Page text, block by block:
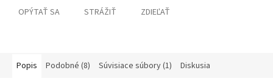
OPÝTAŤ SA STRÁŽIŤ ZDIEĽAŤ
Popis Podobné (8) Súvisiace súbory (1) Diskusia